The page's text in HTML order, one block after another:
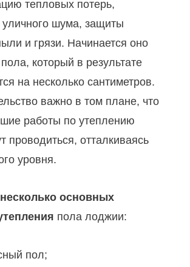
тепловых потерь,
шума, защиты
и грязи. Начинается оно
который в результате
на несколько сантиметров.
важно в том плане, что
работы по утеплению
проводиться, отталкиваясь
уровня.
несколько основных
пола лоджии:
пол;